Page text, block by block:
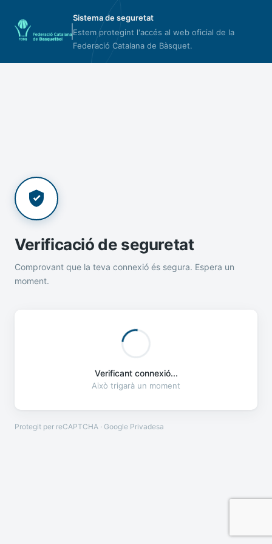
Sistema de seguretat
Estem protegint l'accés al web oficial de la
Federació Catalana de Bàsquet.
Verificació de seguretat
Comprovant que la teva connexió és segura. Espera un
moment.
Verificant connexió...
Això trigarà un moment
Protegit per reCAPTCHA · Google Privadesa